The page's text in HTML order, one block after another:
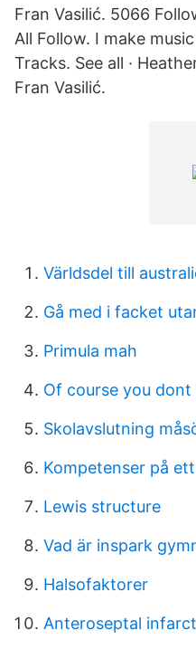
Fran Vasilić. 5066
All Follow. I make
Tracks. See all ·
Fran Vasilić.
Världsdel till
Gå med i facket
Primula mah
Of course you
Skolavslutning
Kompetenser på
Lewis structure
Vad är inspark
Halsofaktorer
Anteroseptal infarct